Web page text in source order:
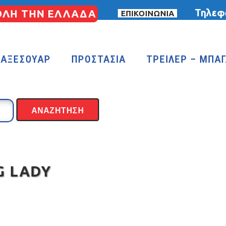
ΤΗΝ ΕΛΛΑΔΑ ΕΠΙΚΟΙΝΩΝΙΑ
ΑΞΕΣΟΥΑΡ ΠΡΟΣΤΑΣΙΑ ΤΡΕΙΛΕΡ –
LADY